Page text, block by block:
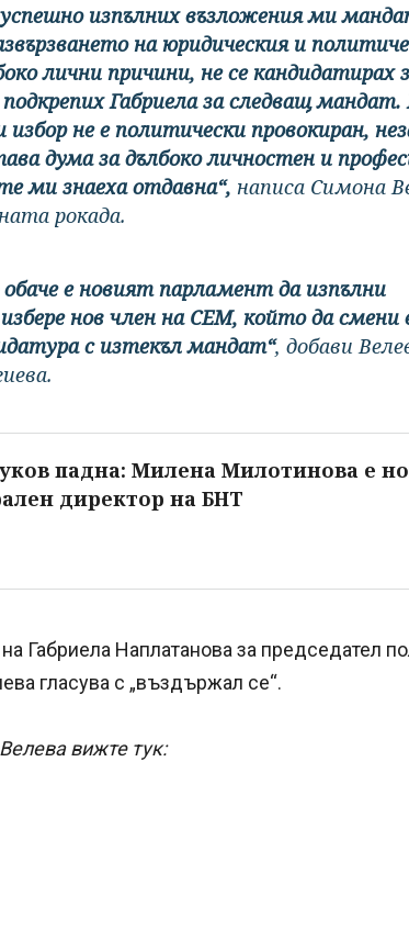
изпълних възложения ми
на юридическия и
лични причини, не се кандидатирах
Габриела за следващ мандат.
не е политически провокиран,
дума за дълбоко личностен и
ми знаеха отдавна“, написа Симона
рокада.
е новият парламент да изпълни
нов член на СЕМ, който да смени
с изтекъл мандат“, добави
падна: Милена Милотинова е
директор на БНТ
Габриела Наплатанова за председател
гласува с „въздържал се“.
вижте тук: